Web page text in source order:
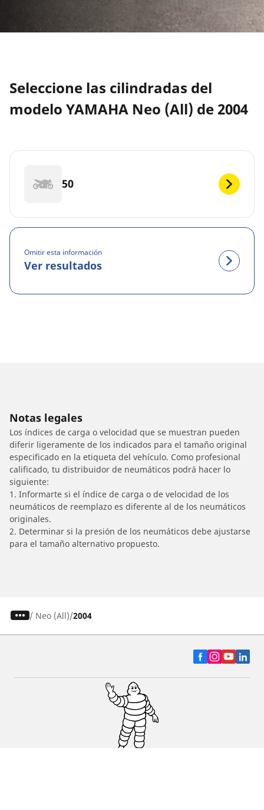
Seleccione las cilindradas del
modelo YAMAHA Neo (All) de 2004
50
Omitir esta información
Ver resultados
Notas legales
Los índices de carga o velocidad que se muestran pueden
diferir ligeramente de los indicados para el tamaño original
especificado en la etiqueta del vehículo. Como profesional
calificado, tu distribuidor de neumáticos podrá hacer lo
siguiente:
1. Informarte si el índice de carga o de velocidad de los
neumáticos de reemplazo es diferente al de los neumáticos
originales.
2. Determinar si la presión de los neumáticos debe ajustarse
para el tamaño alternativo propuesto.
/ Neo (All) 2004